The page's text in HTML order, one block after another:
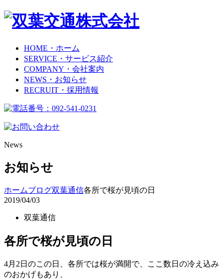
HOME ・ホーム
SERVICE ・サービス紹介
COMPANY ・会社案内
NEWS ・お知らせ
RECRUIT ・採用情報
News
お知らせ
ホームブログ双葉通信各所で桜が見頃の日
2019/04/03
双葉通信
各所で桜が見頃の日
4月2日のこの日、各所では桜が満開で、ここ数日の冷え込み
のおかげもあり、